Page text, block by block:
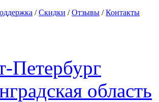
/Скидки /Отзывы /Контакты
Петербург
область